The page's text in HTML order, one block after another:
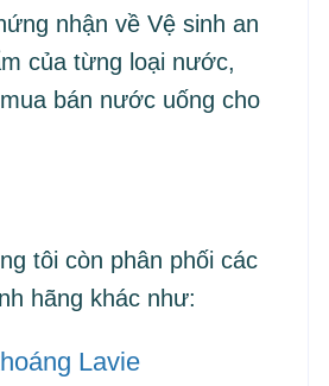
nhận về Vệ sinh an
của từng loại nước,
bán nước uống cho
tôi còn phân phối các
hãng khác như:
Lavie